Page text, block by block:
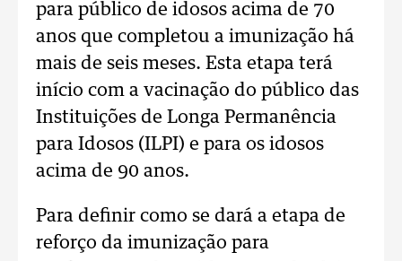
para público de idosos acima de 70
anos que completou a imunização há
mais de seis meses. Esta etapa terá
início com a vacinação do público das
Instituições de Longa Permanência
para Idosos (ILPI) e para os idosos
acima de 90 anos.
Para definir como se dará a etapa de
reforço da imunização para